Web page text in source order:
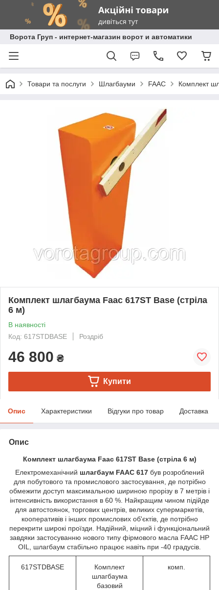
Ворота Груп - интернет-магазин ворот и автоматики
Товари та послуги Шлагбауми FAAC Комплект
Комплект шлагбаума Faac 617ST Base (стріла
6 м)
В наявності
Код: 617STDBASE
Роздріб
46 800 ₴
Купити
Опис Характеристики Відгуки про товар Доставка
Опис
Комплект шлагбаума Faac 617ST Base (стріла 6 м)
Електромеханічний шлагбаум FAAC 617 був розроблений
для побутового та промислового застосування, де потрібно
обмежити доступ максимальною шириною прорізу в 7 метрів і
інтенсивність використання в 60 %. Найкращим чином підійде
для автостоянок, торгових центрів, великих супермаркетів,
кооперативів і інших промислових об'єктів, де потрібно
перекрити широкі проїзди. Надійний, міцний і функціональний
завдяки застосуванню нового типу фірмового масла FAAC HP
OIL, шлагбаум стабільно працює навіть при -40 градусів.
617STDBASE
Комплект
шлагбаума
базовий
комп.